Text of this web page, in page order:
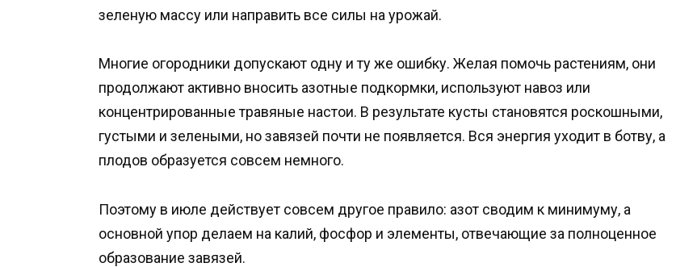
зеленую массу или направить все силы на урожай.
Многие огородники допускают одну и ту же ошибку. Желая помочь растениям, они
продолжают активно вносить азотные подкормки, используют навоз или
концентрированные травяные настои. В результате кусты становятся роскошными,
густыми и зелеными, но завязей почти не появляется. Вся энергия уходит в ботву, а
плодов образуется совсем немного.
Поэтому в июле действует совсем другое правило: азот сводим к минимуму, а
основной упор делаем на калий, фосфор и элементы, отвечающие за полноценное
образование завязей.